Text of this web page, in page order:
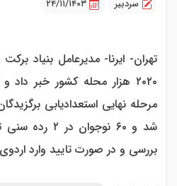
سردبیر ۲۴/۱۱/۱۴۰۳
تهران- ایرنا-️ مدیرعامل بنیاد
۲۰۲۰ هزار محله کشور خبر
مرحله نهایی استعدادیابی
شد و ۶۰ نوجوان
بررسی و در صورت تایید وارد